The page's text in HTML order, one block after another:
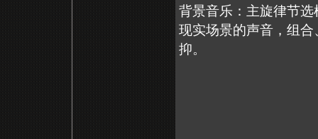
背景音乐：主旋律节
现实场景的声音，组
抑。